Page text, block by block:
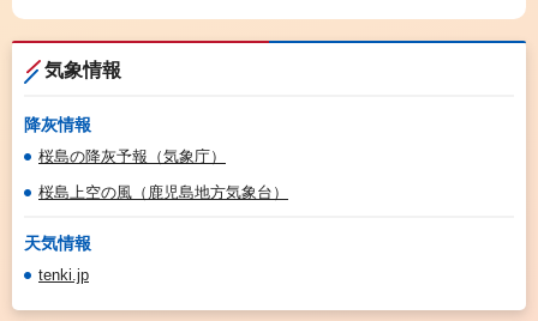
気象情報
降灰情報
桜島の降灰予報（気象庁）
桜島上空の風（鹿児島地方気象台）
天気情報
tenki.jp